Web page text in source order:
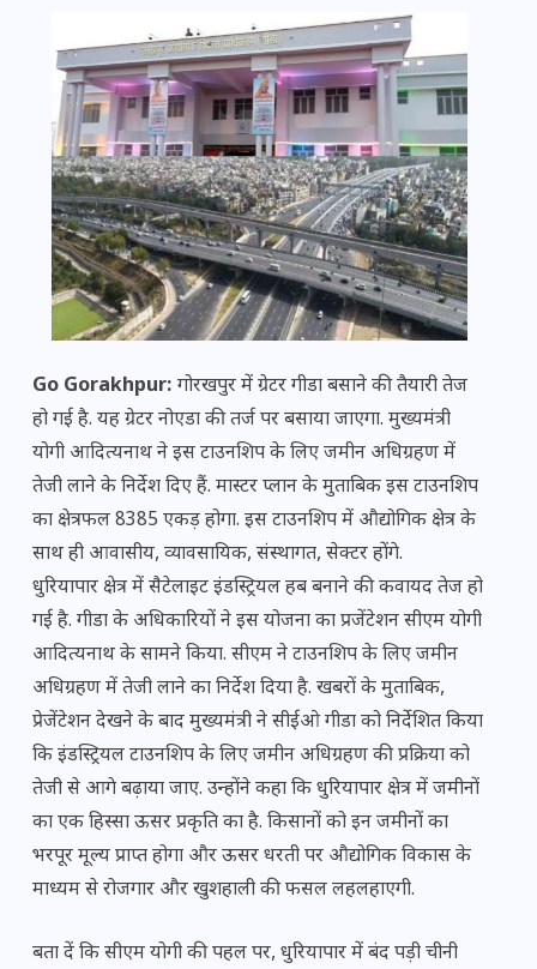
Go Gorakhpur: गोरखपुर में ग्रेटर गीडा बसाने की तैयारी तेज
हो गई है. यह ग्रेटर नोएडा की तर्ज पर बसाया जाएगा. मुख्यमंत्री
योगी आदित्यनाथ ने इस टाउनशिप के लिए जमीन अधिग्रहण में
तेजी लाने के निर्देश दिए हैं. मास्टर प्लान के मुताबिक इस टाउनशिप
का क्षेत्रफल 8385 एकड़ होगा. इस टाउनशिप में औद्योगिक क्षेत्र के
साथ ही आवासीय, व्यावसायिक, संस्थागत, सेक्टर होंगे.
धुरियापार क्षेत्र में सैटेलाइट इंडस्ट्रियल हब बनाने की कवायद तेज हो
गई है. गीडा के अधिकारियों ने इस योजना का प्रजेंटेशन सीएम योगी
आदित्यनाथ के सामने किया. सीएम ने टाउनशिप के लिए जमीन
अधिग्रहण में तेजी लाने का निर्देश दिया है. खबरों के मुताबिक,
प्रेजेंटेशन देखने के बाद मुख्यमंत्री ने सीईओ गीडा को निर्देशित किया
कि इंडस्ट्रियल टाउनशिप के लिए जमीन अधिग्रहण की प्रक्रिया को
तेजी से आगे बढ़ाया जाए. उन्होंने कहा कि धुरियापार क्षेत्र में जमीनों
का एक हिस्सा ऊसर प्रकृति का है. किसानों को इन जमीनों का
भरपूर मूल्य प्राप्त होगा और ऊसर धरती पर औद्योगिक विकास के
माध्यम से रोजगार और खुशहाली की फसल लहलहाएगी.
बता दें कि सीएम योगी की पहल पर, धुरियापार में बंद पड़ी चीनी